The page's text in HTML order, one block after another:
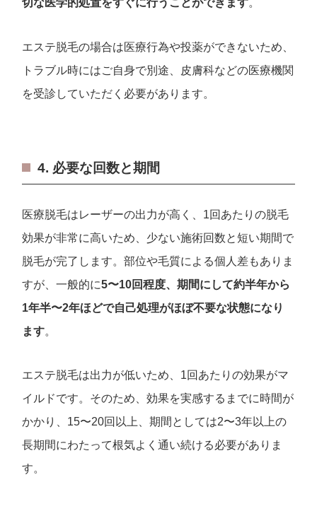
切な医学的処置をすぐに行うことができます。
エステ脱毛の場合は医療行為や投薬ができないため、
トラブル時にはご自身で別途、皮膚科などの医療機関
を受診していただく必要があります。
4. 必要な回数と期間
医療脱毛はレーザーの出力が高く、1回あたりの脱毛
効果が非常に高いため、少ない施術回数と短い期間で
脱毛が完了します。部位や毛質による個人差もありま
すが、一般的に5〜10回程度、期間にして約半年から
1年半〜2年ほどで自己処理がほぼ不要な状態になり
ます。
エステ脱毛は出力が低いため、1回あたりの効果がマ
イルドです。そのため、効果を実感するまでに時間が
かかり、15〜20回以上、期間としては2〜3年以上の
長期間にわたって根気よく通い続ける必要がありま
す。